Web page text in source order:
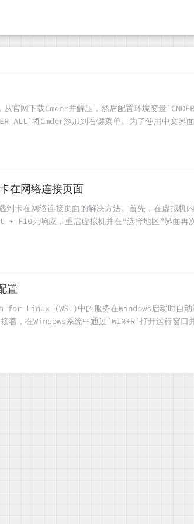
官网下载Cmder并解压，然后配置环境变量
ALL`将Cmder添加到右键菜单。为了使用中文界
在网络连接页面
到卡在网络连接页面的解决方法。首先，在虚拟
F10无响应，重启虚拟机并在“选择地区”界面
置
for Linux (WSL)中的服务在Windows启动时
着，在Windows系统中通过`WIN+R`打开运行